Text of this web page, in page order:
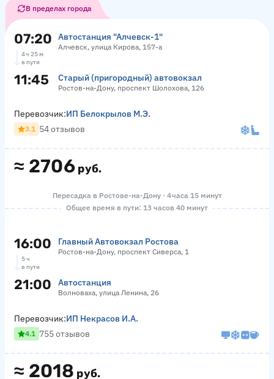
В пределах города
07:20 Автостанция "Алчевск-1"
Алчевск, улица Кирова, 157-а
4 ч 25 м
в пути
11:45 Старый (пригородный) автовокзал
Ростов-на-Дону, проспект Шолохова, 126
≈ 2706 руб.
Перевозчик:ИП Белокрылов М.Э.
3.1 54 отзывов
Пересадка в Ростове-на-Дону · 4 часа 15 минут
Общее время в пути: 13 часов 40 минут
16:00 Главный Автовокзал Ростова
Ростов-на-Дону, проспект Сиверса, 1
5 ч
в пути
21:00 Автостанция
Волноваха, улица Ленина, 26
≈ 2018 руб.
Перевозчик:ИП Некрасов И.А.
4.1 755 отзывов